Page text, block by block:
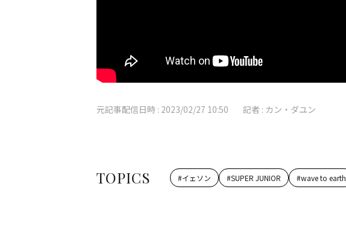
元記事配信日時 : 2023/02/27 10:50 記者 : カン・ダユン
TOPICS #イェソン #SUPER JUNIOR #wave to earth